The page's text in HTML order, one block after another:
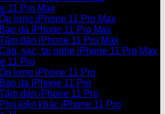
11 Pro Max
lưng iPhone 11 Pro Max
Bao da iPhone 11 Pro Max
dán iPhone 11 Pro Max
sạc, tai nghe iPhone 11 Pro Max
11 Pro
lưng iPhone 11 Pro
Bao da iPhone 11 Pro
dán iPhone 11 Pro
Phụ kiện khác iPhone 11 Pro